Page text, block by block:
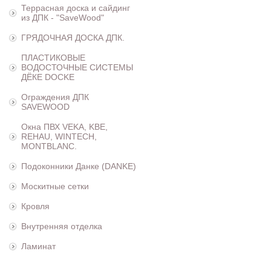
Террасная доска и сайдинг
из ДПК - "SaveWood"
ГРЯДОЧНАЯ ДОСКА ДПК.
ПЛАСТИКОВЫЕ
ВОДОСТОЧНЫЕ СИСТЕМЫ
ДЁКЕ DOCKE
Ограждения ДПК
SAVEWOOD
Окна ПВХ VEKA, KBE,
REHAU, WINTECH,
MONTBLANC.
Подоконники Данке (DANKE)
Москитные сетки
Кровля
Внутренняя отделка
Ламинат